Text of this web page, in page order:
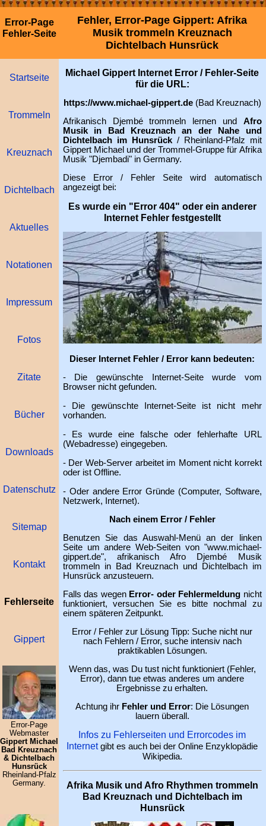
Error-Page
Fehler-Seite
Fehler, Error-Page Gippert: Afrika
Musik trommeln Kreuznach
Dichtelbach Hunsrück
Startseite
Trommeln
Kreuznach
Dichtelbach
Aktuelles
Notationen
Impressum
Fotos
Zitate
Bücher
Downloads
Datenschutz
Sitemap
Kontakt
Fehlerseite
Gippert
Error-Page
Webmaster
Gippert Michael
Bad Kreuznach
& Dichtelbach
Hunsrück
Rheinland-Pfalz
Germany.
Michael Gippert Internet Error / Fehler-Seite
für die URL:
https://www.michael-gippert.de(Bad Kreuznach)
Afrikanisch Djembé trommeln lernen und Afro
Musik in Bad Kreuznach an der Nahe und
Dichtelbach im Hunsrück/ Rheinland-Pfalz mit
Gippert Michael und der Trommel-Gruppe für Afrika
Musik "Djembadi" in Germany.
Diese Error / Fehler Seite wird automatisch
angezeigt bei:
Es wurde ein "Error 404" oder ein anderer
Internet Fehler festgestellt
Dieser Internet Fehler / Error kann bedeuten:
- Die gewünschte Internet-Seite wurde vom
Browser nicht gefunden.
- Die gewünschte Internet-Seite ist nicht mehr
vorhanden.
- Es wurde eine falsche oder fehlerhafte URL
(Webadresse) eingegeben.
- Der Web-Server arbeitet im Moment nicht korrekt
oder ist Offline.
- Oder andere Error Gründe (Computer, Software,
Netzwerk, Internet).
Nach einem Error / Fehler
Benutzen Sie das Auswahl-Menü an der linken
Seite um andere Web-Seiten von "www.michael-
gippert.de", afrikanisch Afro Djembé Musik
trommeln in Bad Kreuznach und Dichtelbach im
Hunsrück anzusteuern.
Falls das wegen Error- oder Fehlermeldung nicht
funktioniert, versuchen Sie es bitte nochmal zu
einem späteren Zeitpunkt.
Error / Fehler zur Lösung Tipp: Suche nicht nur
nach Fehlern / Error, suche intensiv nach
praktikablen Lösungen.
Wenn das, was Du tust nicht funktioniert (Fehler,
Error), dann tue etwas anderes um andere
Ergebnisse zu erhalten.
Achtung ihr Fehler und Error: Die Lösungen
lauern überall.
Infos zu Fehlerseiten und Errorcodes im
Internetgibt es auch bei der Online Enzyklopädie
Wikipedia.
Afrika Musik und Afro Rhythmen trommeln
Bad Kreuznach und Dichtelbach im
Hunsrück